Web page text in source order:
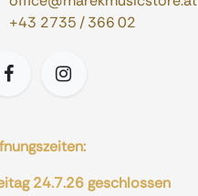
+43 2735 / 366 02
24.7.26 geschlossen